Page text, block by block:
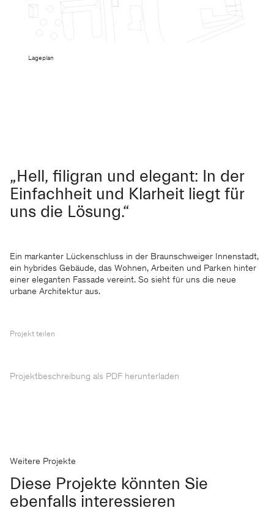
Lageplan
„Hell, filigran und elegant: In der
Einfachheit und Klarheit liegt für
uns die Lösung.“
Ein markanter Lückenschluss in der Braunschweiger Innenstadt,
ein hybrides Gebäude, das Wohnen, Arbeiten und Parken hinter
einer eleganten Fassade vereint. So sieht für uns die neue
urbane Architektur aus.
Projekt teilen
Projektbeschreibung als PDF herunterladen
Weitere Projekte
Diese Projekte könnten Sie
ebenfalls interessieren